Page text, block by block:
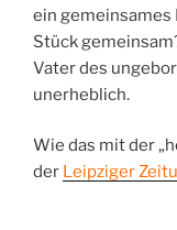
ein gemeinsames
Stück
Vater des
unerheblich.
Wie das mit der
der Leipziger